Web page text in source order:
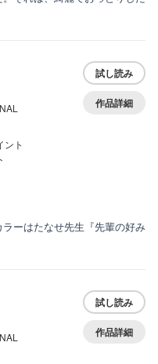
ント
試し読み
作品詳細
ーはたなせ先生『先輩の好み
試し読み
作品詳細